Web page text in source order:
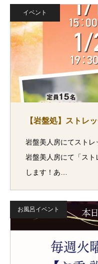
イベント
【岩盤処】ストレ
岩盤美人房にてスト
岩盤美人房にて「ス
します！あ…
お風呂イベント